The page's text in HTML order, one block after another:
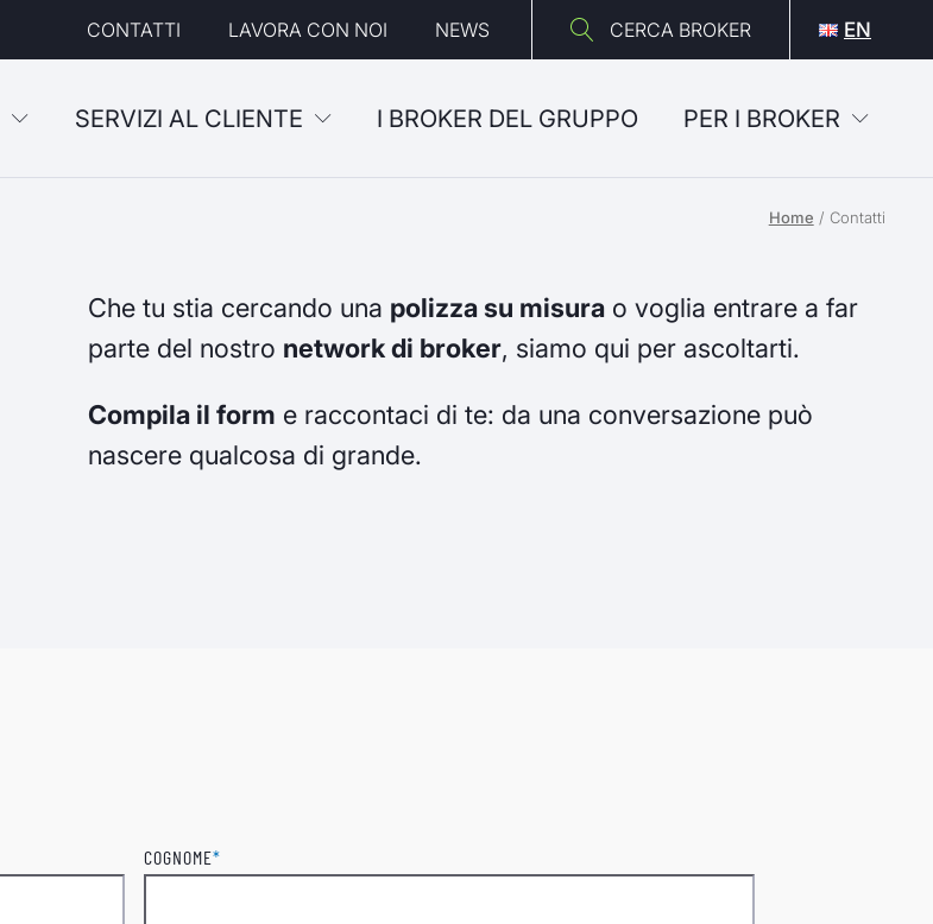
CONTATTI LAVORA CON NOI NEWS CERCA BROKER EN
SERVIZI AL CLIENTE I BROKER DEL GRUPPO PER I BROKER
Home / Contatti
Che tu stia cercando una polizza su misurao voglia entrare a far
parte del nostro network di broker, siamo qui per ascoltarti.
Compila il form e raccontaci di te: da una conversazione può
nascere qualcosa di grande.
COGNOME*